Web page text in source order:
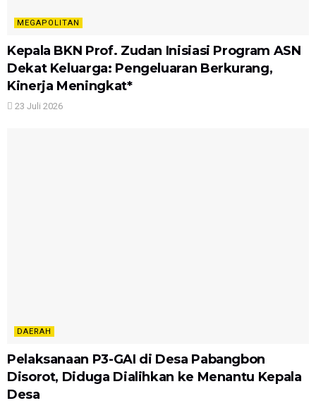
MEGAPOLITAN
Kepala BKN Prof. Zudan Inisiasi Program ASN
Dekat Keluarga: Pengeluaran Berkurang,
Kinerja Meningkat*
23 Juli 2026
DAERAH
Pelaksanaan P3-GAI di Desa Pabangbon
Disorot, Diduga Dialihkan ke Menantu Kepala
Desa